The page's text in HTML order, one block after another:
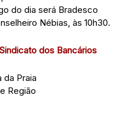
do dia será Bradesco
Nébias, às 10h30.
dos Bancários
Praia
Região